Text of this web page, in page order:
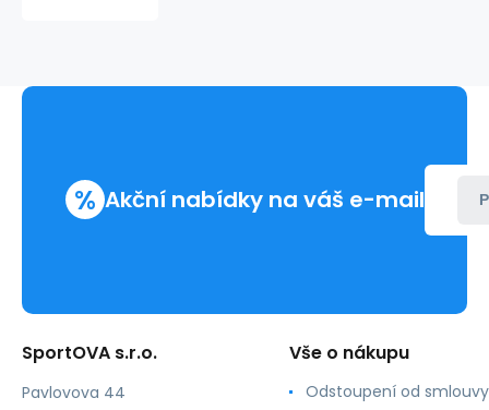
% Akční nabídky na váš e-mail
SportOVA s.r.o.
Pavlovova 44
Vše o nákupu
Odstoupení od smlouvy